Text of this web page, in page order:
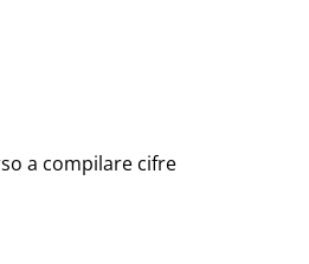
a compilare cifre